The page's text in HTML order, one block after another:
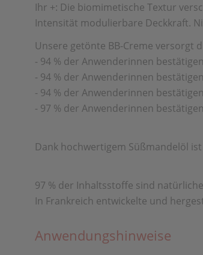
Ihr +: Die biomimetische Textur
Intensität modulierbare Deckkraft.
Unsere getönte BB-Creme versorgt
- 94 % der Anwenderinnen
- 94 % der Anwenderinnen
- 94 % der Anwenderinnen
- 97 % der Anwenderinnen
Dank hochwertigem Süßmandelöl
97 % der Inhaltsstoffe sind
In Frankreich entwickelte und
Anwendungshinweise